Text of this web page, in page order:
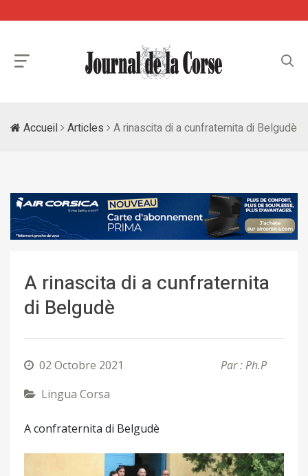
Accueil Articles A rinascita di a cunfraternita di Belgudè
A rinascita di a cunfraternita
di Belgudè
02 Octobre 2021
Par : Ph.P
Lingua Corsa
A confraternita di Belgudè